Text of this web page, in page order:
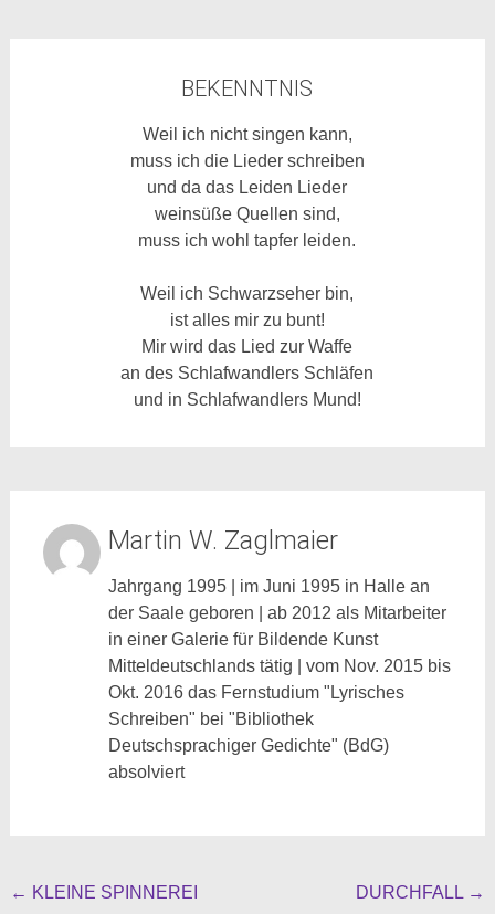
BEKENNTNIS
Weil ich nicht singen kann,
muss ich die Lieder schreiben
und da das Leiden Lieder
weinsüße Quellen sind,
muss ich wohl tapfer leiden.
Weil ich Schwarzseher bin,
ist alles mir zu bunt!
Mir wird das Lied zur Waffe
an des Schlafwandlers Schläfen
und in Schlafwandlers Mund!
Martin W. Zaglmaier
Jahrgang 1995 | im Juni 1995 in Halle an
der Saale geboren | ab 2012 als Mitarbeiter
in einer Galerie für Bildende Kunst
Mitteldeutschlands tätig | vom Nov. 2015 bis
Okt. 2016 das Fernstudium "Lyrisches
Schreiben" bei "Bibliothek
Deutschsprachiger Gedichte" (BdG)
absolviert
Beitragsnavigation
← KLEINE SPINNEREI DURCHFALL →